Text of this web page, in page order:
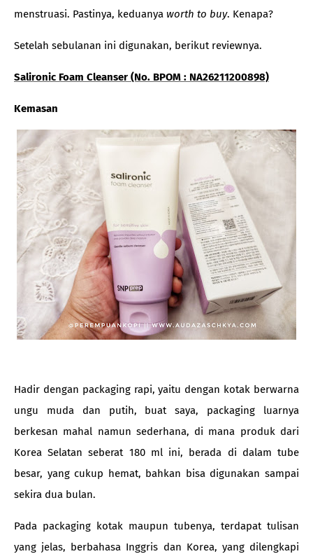
menstruasi. Pastinya, keduanya worth to buy. Kenapa?
Setelah sebulanan ini digunakan, berikut reviewnya.
Salironic Foam Cleanser (No. BPOM : NA26211200898)
Kemasan
Hadir dengan packaging rapi, yaitu dengan kotak berwarna
ungu muda dan putih, buat saya, packaging luarnya
berkesan mahal namun sederhana, di mana produk dari
Korea Selatan seberat 180 ml ini, berada di dalam tube
besar, yang cukup hemat, bahkan bisa digunakan sampai
sekira dua bulan.
Pada packaging kotak maupun tubenya, terdapat tulisan
yang jelas, berbahasa Inggris dan Korea, yang dilengkapi